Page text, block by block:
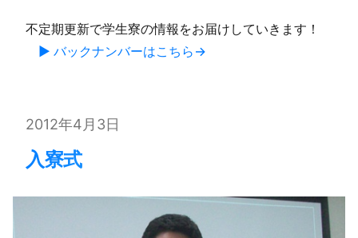
不定期更新で学生寮の情報をお届けしていきます！
▶ バックナンバーはこちら
2012年4月3日
入寮式